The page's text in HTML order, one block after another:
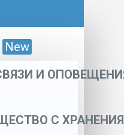
New
И
С ХРАНЕНИЯ